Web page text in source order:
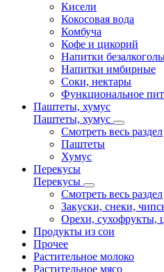
Кисели
Кокосовая вода
Комбуча
Кофе и цикорий
Напитки
Напитки имбирные
Соки, нектары
Функциональное
Паштеты, хумус
Паштеты, хумус
Смотреть весь раздел
Паштеты
Хумус
Перекусы
Перекусы
Смотреть весь раздел
Закуски, снеки,
Орехи, сухофрукты,
Продукты из сои
Прочее
Растительное молоко
Растительное мясо